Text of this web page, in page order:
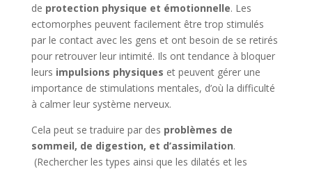
de protection physique et émotionnelle. Les
ectomorphes peuvent facilement être trop stimulés
par le contact avec les gens et ont besoin de se retirés
pour retrouver leur intimité. Ils ont tendance à bloquer
leurs impulsions physiques et peuvent gérer une
importance de stimulations mentales, d’où la difficulté
à calmer leur système nerveux.
Cela peut se traduire par des problèmes de
sommeil, de digestion, et d’assimilation.
(Rechercher les types ainsi que les dilatés et les